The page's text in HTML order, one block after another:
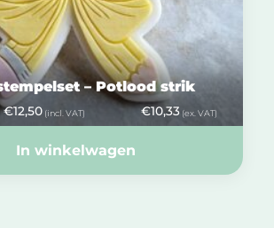
– Potlood strik
€12,50 (incl. VAT) €10,33(ex. VAT)
In winkelwagen